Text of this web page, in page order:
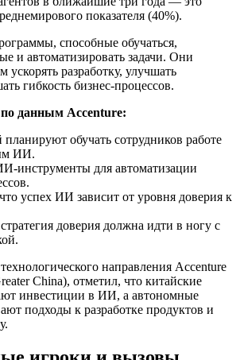
показателя (40%).
способные обучаться,
и автоматизировать задачи. Они
разработку, улучшать
гибкость бизнес-процессов.
данным Accenture:
обучать сотрудников работе
ИИ.
инструменты для автоматизации
успех ИИ зависит от уровня доверия к
доверия должна идти в ногу с
направления Accenture
China), отметил, что китайские
инвестиции в ИИ, а автономные
подходы к разработке продуктов и